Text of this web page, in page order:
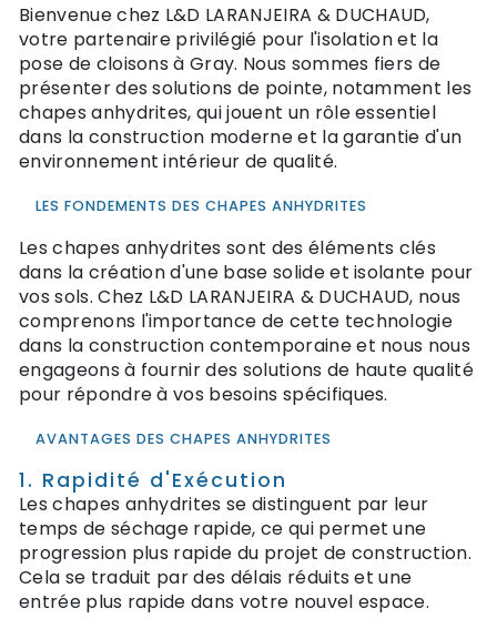
Bienvenue chez L&D LARANJEIRA & DUCHAUD,
votre partenaire privilégié pour l'isolation et la
pose de cloisons à Gray. Nous sommes fiers de
présenter des solutions de pointe, notamment les
chapes anhydrites, qui jouent un rôle essentiel
dans la construction moderne et la garantie d'un
environnement intérieur de qualité.
LES FONDEMENTS DES CHAPES ANHYDRITES
Les chapes anhydrites sont des éléments clés
dans la création d'une base solide et isolante pour
vos sols. Chez L&D LARANJEIRA & DUCHAUD, nous
comprenons l'importance de cette technologie
dans la construction contemporaine et nous nous
engageons à fournir des solutions de haute qualité
pour répondre à vos besoins spécifiques.
AVANTAGES DES CHAPES ANHYDRITES
1. Rapidité d'Exécution
Les chapes anhydrites se distinguent par leur
temps de séchage rapide, ce qui permet une
progression plus rapide du projet de construction.
Cela se traduit par des délais réduits et une
entrée plus rapide dans votre nouvel espace.